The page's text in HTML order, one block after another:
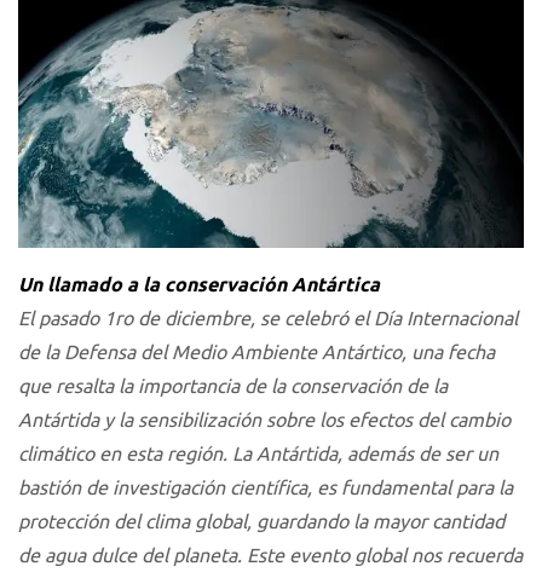
Un llamado a la conservación Antártica
El pasado 1ro de diciembre, se celebró el Día Internacional
de la Defensa del Medio Ambiente Antártico, una fecha
que resalta la importancia de la conservación de la
Antártida y la sensibilización sobre los efectos del cambio
climático en esta región. La Antártida, además de ser un
bastión de investigación científica, es fundamental para la
protección del clima global, guardando la mayor cantidad
de agua dulce del planeta. Este evento global nos recuerda